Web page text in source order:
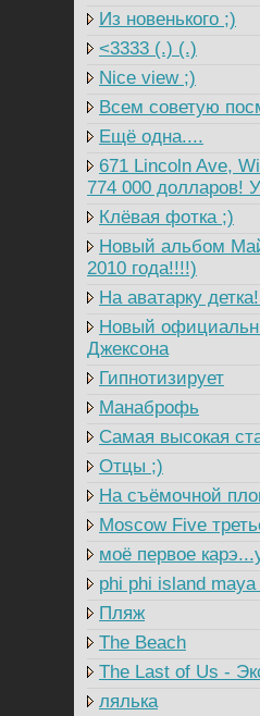
Из новенького ;)
<3333 (.) (.)
Nice view ;)
Всем советую
Ещё одна....
671 Lincoln Ave,
774 000 долларов!
Клёвая фотка ;)
Новый альбом
2010 года!!!!)
На аватарку
Новый
Джексона
Гипнотизирует
Манаброфь
Самая высокая
Отцы ;)
На съёмочной
Moscow Five
моё первое
phi phi island maya
Пляж
The Beach
The Last of Us -
лялька